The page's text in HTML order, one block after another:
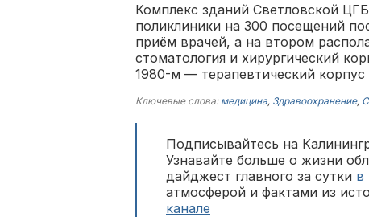
Комплекс зданий Светловской
поликлиники на 300 посещений
приём врачей, а на втором
стоматология и хирургический
1980-м — терапевтический корпус
Ключевые слова: медицина, Здравоохранение,
Подписывайтесь на
Узнавайте больше о жизни
дайджест главного за сутки в
атмосферой и фактами из
канале